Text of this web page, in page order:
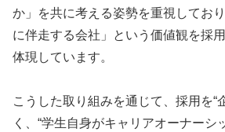
か」を共に考える姿勢を重視してお
に伴走する会社」という価値観を採
体現しています。
こうした取り組みを通じて、採用を“
く、“学生自身がキャリアオーナーシ